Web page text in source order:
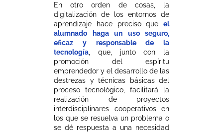
En otro orden de cosas, la
digitalización de los entornos de
aprendizaje hace preciso que el
alumnado haga un uso seguro,
eficaz y responsable de la
tecnología , que, junto con la
promoción del espíritu
emprendedor y el desarrollo de las
destrezas y técnicas básicas del
proceso tecnológico, facilitará la
realización de proyectos
interdisciplinares cooperativos en
los que se resuelva un problema o
se dé respuesta a una necesidad